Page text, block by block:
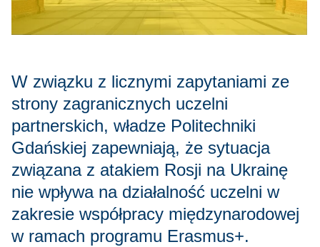
W związku z licznymi zapytaniami ze
strony zagranicznych uczelni
partnerskich, władze Politechniki
Gdańskiej zapewniają, że sytuacja
związana z atakiem Rosji na Ukrainę
nie wpływa na działalność uczelni w
zakresie współpracy międzynarodowej
w ramach programu Erasmus+.